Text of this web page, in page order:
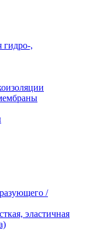
гидро-,
/
эластичная